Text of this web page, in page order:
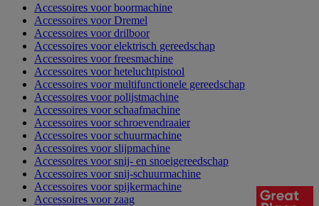
Accessoires voor boormachine
Accessoires voor Dremel
Accessoires voor drilboor
Accessoires voor elektrisch gereedschap
Accessoires voor freesmachine
Accessoires voor heteluchtpistool
Accessoires voor multifunctionele gereedschap
Accessoires voor polijstmachine
Accessoires voor schaafmachine
Accessoires voor schroevendraaier
Accessoires voor schuurmachine
Accessoires voor slijpmachine
Accessoires voor snij- en snoeigereedschap
Accessoires voor snij-schuurmachine
Accessoires voor spijkermachine
Accessoires voor zaag